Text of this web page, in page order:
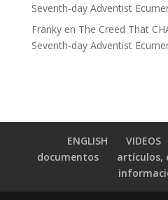
Seventh-day Adventist
Frankyen The Creed That
Seventh-day Adventist
ENGLISH VIDEOS
documentos
artículos,